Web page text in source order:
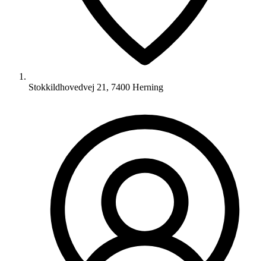
Stokkildhovedvej 21, 7400 Herning